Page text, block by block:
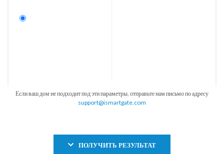
Если ваш дом не подходит под эти параметры, отправьте нам письмо по адресу
support@ismartgate.com
ПОЛУЧИТЬ РЕЗУЛЬТАТ